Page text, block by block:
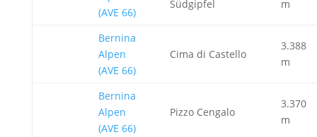
(AVE 66)
Südgipfel m
Bernina
Alpen
(AVE 66)
Cima di Castello
3.388
m
Bernina
Alpen
(AVE 66)
Pizzo Cengalo
3.370
m